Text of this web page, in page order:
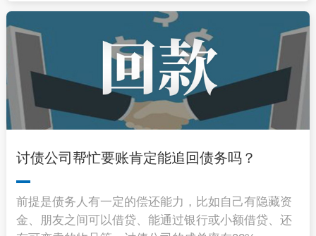
讨债公司帮忙要账肯定能追回债务吗？
前提是债务人有一定的偿还能力，比如自己有隐藏资
金、朋友之间可以借贷、能通过银行或小额借贷、还